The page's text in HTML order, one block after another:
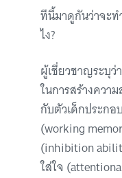
ทีนี้มาดูกันว่าจะท
ไง?
ผู้เชี่ยวชาญระบุ
ในการสร้างควา
กับตัวเด็กประกอ
(working
(inhibition
ใส่ใจ